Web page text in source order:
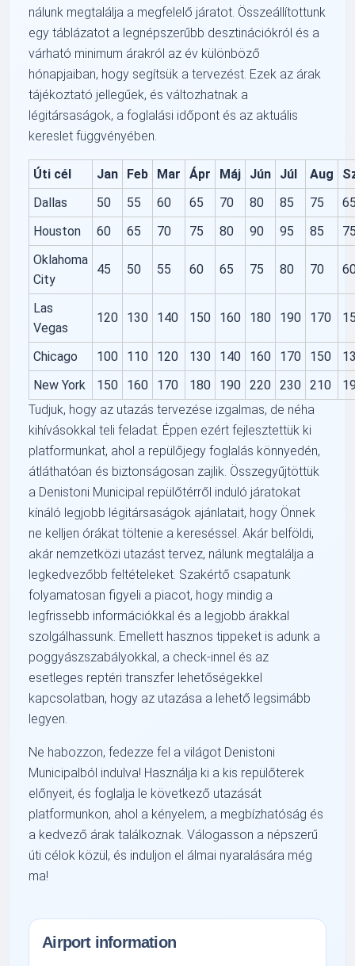
nálunk megtalálja a megfelelő járatot. Összeállítottunk
egy táblázatot a legnépszerűbb desztinációkról és a
várható minimum árakról az év különböző
hónapjaiban, hogy segítsük a tervezést. Ezek az árak
tájékoztató jellegűek, és változhatnak a
légitársaságok, a foglalási időpont és az aktuális
kereslet függvényében.
Úti cél Jan Feb Mar Ápr Máj Jún Júl Aug
Dallas
50 55 60 65 70 80 85 75
Houston
60 65 70 75 80 90 95 85
Oklahoma
City
45 50 55 60 65 75 80 70
Las
Vegas
120 130 140 150 160 180 190 170
Chicago 100 110 120 130 140 160 170 150
New York
150 160 170 180 190 220 230 210
Tudjuk, hogy az utazás tervezése izgalmas, de néha
kihívásokkal teli feladat. Éppen ezért fejlesztettük ki
platformunkat, ahol a repülőjegy foglalás könnyedén,
átláthatóan és biztonságosan zajlik. Összegyűjtöttük
a Denistoni Municipal repülőtérről induló járatokat
kínáló legjobb légitársaságok ajánlatait, hogy Önnek
ne kelljen órákat töltenie a kereséssel. Akár belföldi,
akár nemzetközi utazást tervez, nálunk megtalálja a
legkedvezőbb feltételeket. Szakértő csapatunk
folyamatosan figyeli a piacot, hogy mindig a
legfrissebb információkkal és a legjobb árakkal
szolgálhassunk. Emellett hasznos tippeket is adunk a
poggyászszabályokkal, a check-innel és az
esetleges reptéri transzfer lehetőségekkel
kapcsolatban, hogy az utazása a lehető legsimább
legyen.
Ne habozzon, fedezze fel a világot Denistoni
Municipalból indulva! Használja ki a kis repülőterek
előnyeit, és foglalja le következő utazását
platformunkon, ahol a kényelem, a megbízhatóság és
a kedvező árak találkoznak. Válogasson a népszerű
úti célok közül, és induljon el álmai nyaralására még
ma!
Airport information